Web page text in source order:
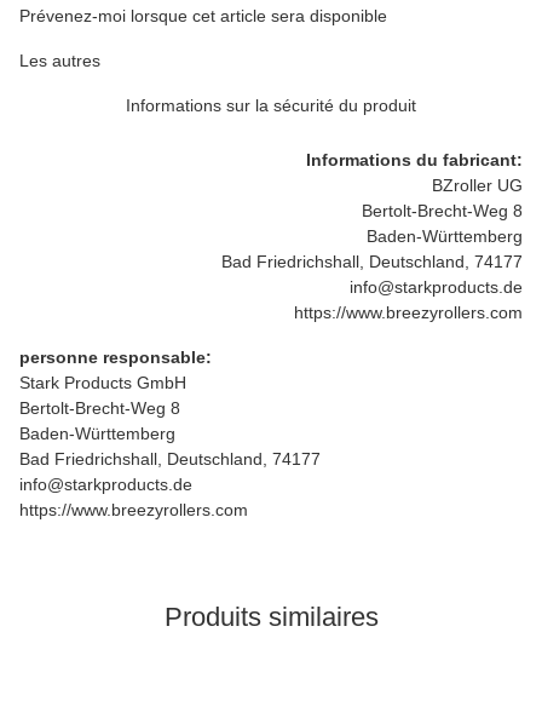
Prévenez-moi lorsque cet article sera disponible
Les autres
Informations sur la sécurité du produit
Informations du fabricant:
BZroller UG
Bertolt-Brecht-Weg 8
Baden-Württemberg
Bad Friedrichshall, Deutschland, 74177
info@starkproducts.de
https://www.breezyrollers.com
personne responsable:
Stark Products GmbH
Bertolt-Brecht-Weg 8
Baden-Württemberg
Bad Friedrichshall, Deutschland, 74177
info@starkproducts.de
https://www.breezyrollers.com
Produits similaires